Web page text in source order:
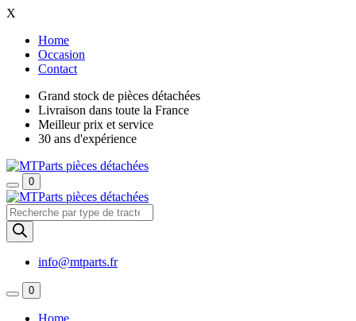
X
Home
Occasion
Contact
Grand stock de pièces détachées
Livraison dans toute la France
Meilleur prix et service
30 ans d'expérience
0
Recherche
de
produits
info@mtparts.fr
0
Home